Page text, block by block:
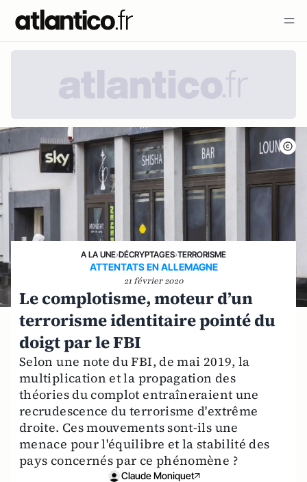
A LA UNE›DÉCRYPTAGES›TERRORISME
ATTENTATS EN ALLEMAGNE
21 février 2020
Le complotisme, moteur d’un
terrorisme identitaire pointé du
doigt par le FBI
Selon une note du FBI, de mai 2019, la
multiplication et la propagation des
théories du complot entraîneraient une
recrudescence du terrorisme d'extrême
droite. Ces mouvements sont-ils une
menace pour l'équilibre et la stabilité des
pays concernés par ce phénomène ?
Claude Moniquet